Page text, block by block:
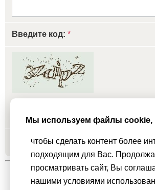
Введите код: *
Добавить
Мы используем файлы cookie,
чтобы сделать контент более
подходящим для Вас.
просматривать сайт, Вы
нашими условиями